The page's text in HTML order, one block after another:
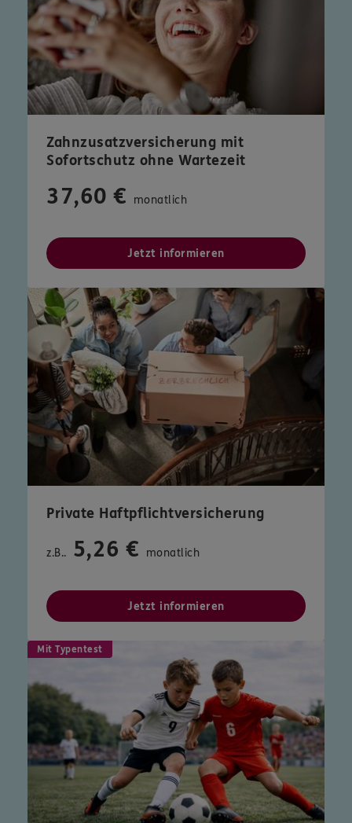
Zahnzusatzversicherung mit
Sofortschutz ohne Wartezeit
37,60 € monatlich
Jetzt informieren
Private Haftpflichtversicherung
z.B.. 5,26 € monatlich
Jetzt informieren
Mit Typentest